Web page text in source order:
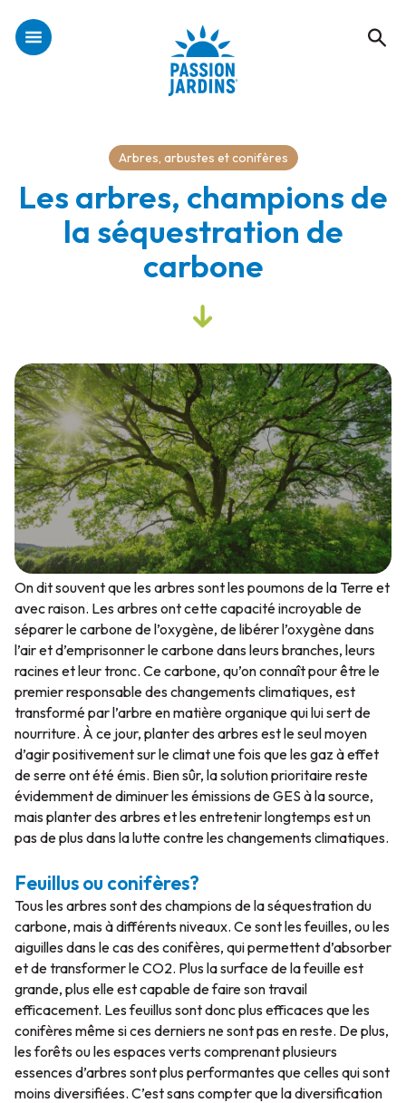
Arbres, arbustes et conifères
Les arbres, champions de
la séquestration de
carbone
On dit souvent que les arbres sont les poumons de la Terre et
avec raison. Les arbres ont cette capacité incroyable de
séparer le carbone de l’oxygène, de libérer l’oxygène dans
l’air et d’emprisonner le carbone dans leurs branches, leurs
racines et leur tronc. Ce carbone, qu’on connaît pour être le
premier responsable des changements climatiques, est
transformé par l’arbre en matière organique qui lui sert de
nourriture. À ce jour, planter des arbres est le seul moyen
d’agir positivement sur le climat une fois que les gaz à effet
de serre ont été émis. Bien sûr, la solution prioritaire reste
évidemment de diminuer les émissions de GES à la source,
mais planter des arbres et les entretenir longtemps est un
pas de plus dans la lutte contre les changements climatiques.
Feuillus ou conifères?
Tous les arbres sont des champions de la séquestration du
carbone, mais à différents niveaux. Ce sont les feuilles, ou les
aiguilles dans le cas des conifères, qui permettent d’absorber
et de transformer le CO2. Plus la surface de la feuille est
grande, plus elle est capable de faire son travail
efficacement. Les feuillus sont donc plus efficaces que les
conifères même si ces derniers ne sont pas en reste. De plus,
les forêts ou les espaces verts comprenant plusieurs
essences d’arbres sont plus performantes que celles qui sont
moins diversifiées. C’est sans compter que la diversification